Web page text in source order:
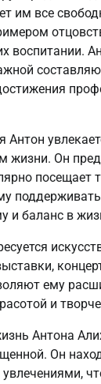
им все
воспитании.
Антон
жизни. Он
посещает
и баланс в
ему
и
Антона
Он